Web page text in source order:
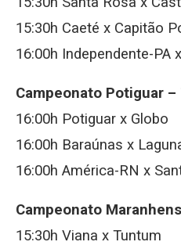
15:30h Caeté x Capitão
16:00h Independente-PA
Campeonato Potiguar –
16:00h Potiguar x Globo
16:00h Baraúnas x
16:00h América-RN x
Campeonato
15:30h Viana x Tuntum